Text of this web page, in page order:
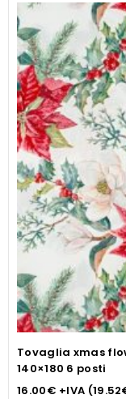
Tovaglia xmas
140×180 6 posti
16.00€ +IVA (19.52